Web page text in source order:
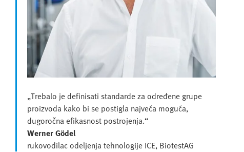
„Trebalo je definisati standarde za određene grupe
proizvoda kako bi se postigla najveća moguća,
dugoročna efikasnost postrojenja.“
Werner Gödel
rukovodilac odeljenja tehnologije ICE, BiotestAG